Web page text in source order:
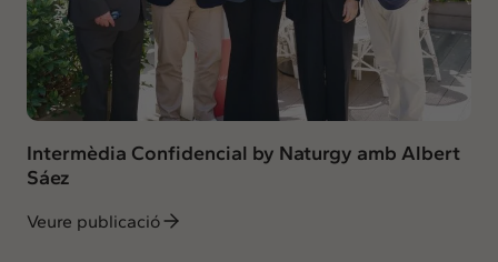
Intermèdia Confidencial by Naturgy amb Albert
Sáez
Veure publicació